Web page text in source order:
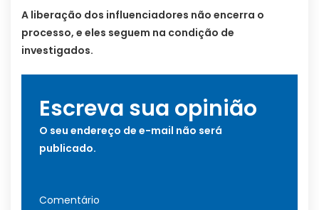
A liberação dos influenciadores não encerra o
processo, e eles seguem na condição de
investigados.
Escreva sua opinião
O seu endereço de e-mail não será
publicado.
Comentário